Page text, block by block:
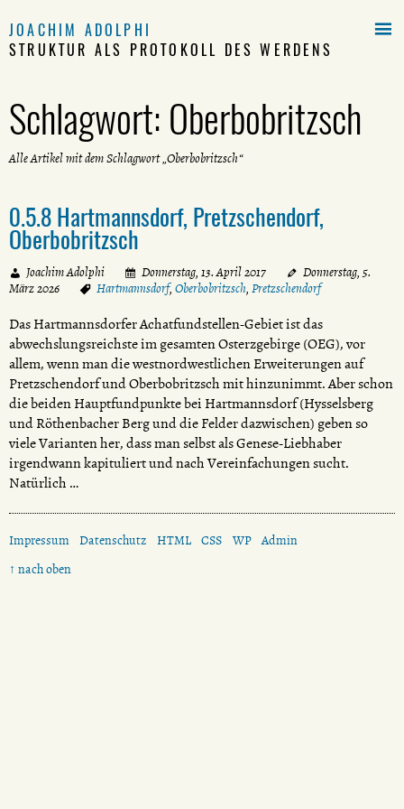
JOACHIM ADOLPHI
STRUKTUR ALS PROTOKOLL DES WERDENS
Schlagwort:Oberbobritzsch
Alle Artikel mit dem Schlagwort „Oberbobritzsch“
0.5.8 Hartmannsdorf, Pretzschendorf,
Oberbobritzsch
Joachim Adolphi Donnerstag, 13. April 2017
Donnerstag, 5.
März 2026
Hartmannsdorf, Oberbobritzsch, Pretzschendorf
Das Hartmannsdorfer Achatfundstellen-Gebiet ist das
abwechslungsreichste im gesamten Osterzgebirge (OEG), vor
allem, wenn man die westnordwestlichen Erweiterungen auf
Pretzschendorf und Oberbobritzsch mit hinzunimmt. Aber schon
die beiden Hauptfundpunkte bei Hartmannsdorf (Hysselsberg
und Röthenbacher Berg und die Felder dazwischen) geben so
viele Varianten her, dass man selbst als Genese-Liebhaber
irgendwann kapituliert und nach Vereinfachungen sucht.
Natürlich …

Impressum Datenschutz HTML CSS WP Admin
↑ nach oben